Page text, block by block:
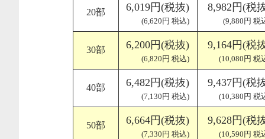
20部 6,019円(税抜)
(6,620円 税込)
8,982円(税
(9,880円 税
30部 6,200円(税抜)
(6,820円 税込)
9,164円(税
(10,080円 税
40部 6,482円(税抜)
(7,130円 税込)
9,437円(税
(10,380円 税
50部 6,664円(税抜)
(7,330円 税込)
9,628円(税
(10,590円 税